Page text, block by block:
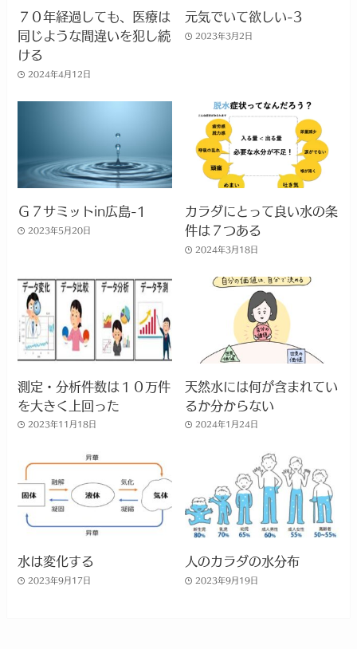
７０年経過しても、医療は
同じような間違いを犯し続
ける
2024年4月12日
元気でいて欲しい-3
2023年3月2日
Ｇ７サミットin広島-1
2023年5月20日
カラダにとって良い水の条
件は７つある
2024年3月18日
測定・分析件数は１０万件
を大きく上回った
2023年11月18日
天然水には何が含まれてい
るか分からない
2024年1月24日
水は変化する
2023年9月17日
人のカラダの水分布
2023年9月19日